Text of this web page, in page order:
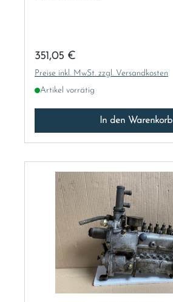
Regulärer Preis:
351,05 €
Preise inkl. MwSt. zzgl. Versandkosten
Artikel vorrätig
In den Warenkorb